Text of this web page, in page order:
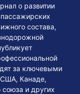
о развитии
состава,
за ключевыми
США, Канаде,
союза и других